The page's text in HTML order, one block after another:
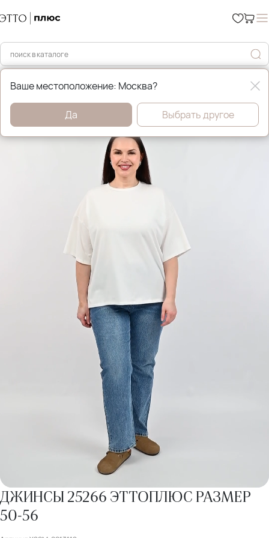
Главная Брюки и джинсы
ДЖИНСЫ 25266 ЭТТОПЛЮС РАЗМЕР
50-56
Ваше местоположение: Москва?
Да Выбрать другое